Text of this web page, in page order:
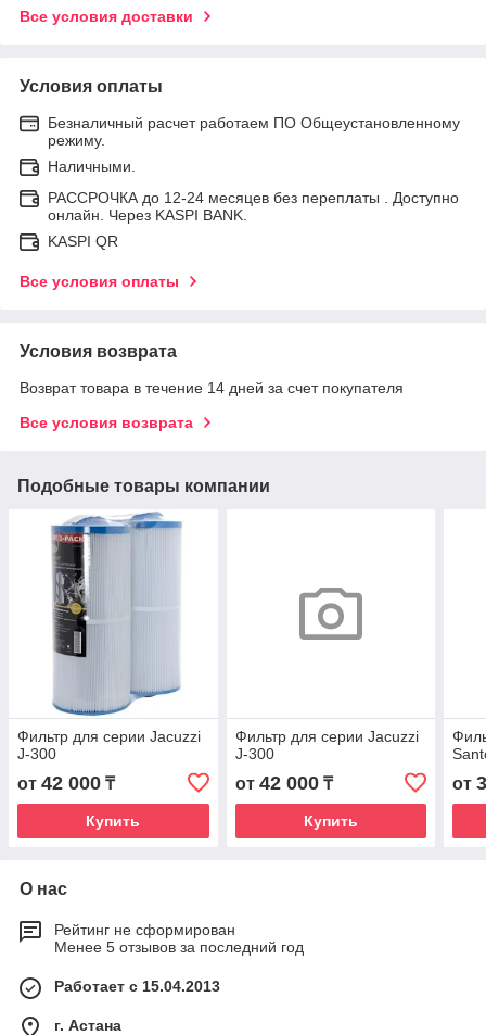
Все условия доставки
Условия оплаты
Безналичный расчет работаем ПО Общеустановленному
режиму.
Наличными.
РАССРОЧКА до 12-24 месяцев без переплаты . Доступно
онлайн. Через KASPI BANK.
KASPI QR
Все условия оплаты
Условия возврата
Возврат товара в течение 14 дней за счет покупателя
Все условия возврата
Подобные товары компании
Фильтр для серии Jacuzzi
J-300
от 42 000 ₸
Купить
Фильтр для серии Jacuzzi
J-300
от 42 000₸
Купить
от
О нас
Рейтинг не сформирован
Менее 5 отзывов за последний год
Работает с 15.04.2013
г. Астана